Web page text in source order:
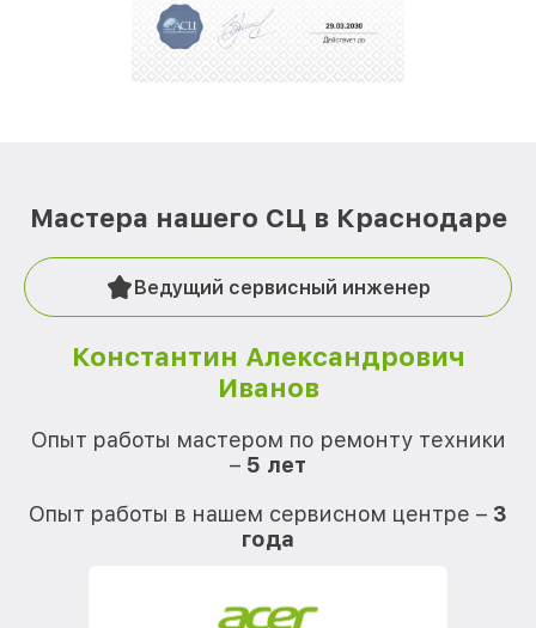
Мастера нашего СЦ в Краснодаре
Ведущий сервисный инженер
Константин Александрович
Иванов
Опыт работы мастером по ремонту техники
– 5 лет
Опыт работы в нашем сервисном центре – 3
года